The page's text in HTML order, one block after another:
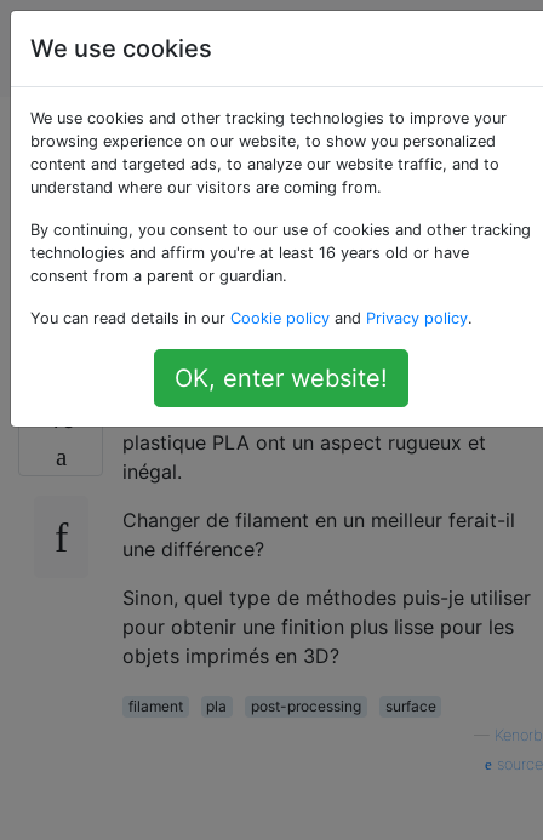
impression
en 3D
Comment donner aux
pièces imprimées en
3D en PLA un fini
lisse et brillant?
46
Les surfaces de mes pièces imprimées en
plastique PLA ont un aspect rugueux et
inégal.
Changer de filament en un meilleur ferait-il
une différence?
Sinon, quel type de méthodes puis-je utiliser
pour obtenir une finition plus lisse pour les
objets imprimés en 3D?
filament pla post-processing
surface
Kenorb
source
We use cookies
We use cookies and other tracking technologies to improve your
browsing experience on our website, to show you personalized
content and targeted ads, to analyze our website traffic, and to
understand where our visitors are coming from.
By continuing, you consent to our use of cookies and other tracking
technologies and affirm you're at least 16 years old or have
consent from a parent or guardian.
You can read details in our Cookie policy and Privacy policy.
OK, enter website!